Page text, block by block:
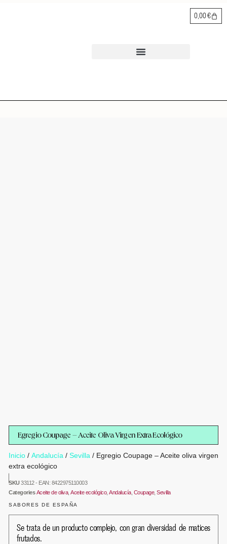
0,00€
Egregio Coupage – Aceite Oliva Virgen Extra Ecológico
Inicio / Andalucía / Sevilla / Egregio Coupage – Aceite oliva virgen
extra ecológico
SKU33112 - EAN: 8422975110003
Categories Aceite de oliva, Aceite ecológico, Andalucía, Coupage, Sevilla
SABORES DE ESPAÑA
Se trata de un producto complejo, con gran diversidad de matices
frutados.